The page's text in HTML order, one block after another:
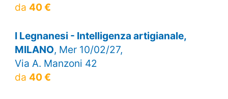
da 40 €
I Legnanesi - Intelligenza artigianale,
MILANO, Mer 10/02/27,
Via A. Manzoni 42
da 40 €